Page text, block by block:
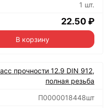
1 шт.
22.50 ₽
В корзину
прочности 12.9 DIN 912,
полная резьба
П0000018448шт